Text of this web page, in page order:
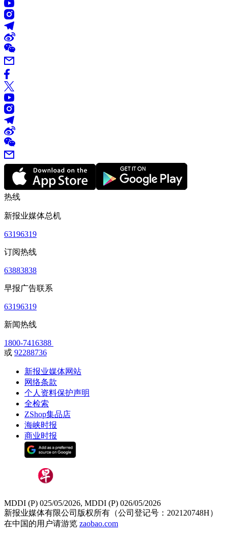
热线
新报业媒体总机
63196319
订阅热线
63883838
早报广告联系
63196319
新闻热线
1800-7416388
或 92288736
新报业媒体网站
网络条款
个人资料保护声明
全检索
ZShop集品店
海峡时报
商业时报
MDDI (P) 025/05/2026, MDDI (P) 026/05/2026
新报业媒体有限公司版权所有（公司登记号：202120748H）
在中国的用户请游览 zaobao.com